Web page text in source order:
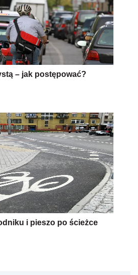
– jak postępować?
i pieszo po ścieżce